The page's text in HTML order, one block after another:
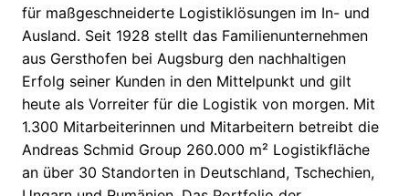
für maßgeschneiderte Logistiklösungen im In- und
Ausland. Seit 1928 stellt das Familienunternehmen
aus Gersthofen bei Augsburg den nachhaltigen
Erfolg seiner Kunden in den Mittelpunkt und gilt
heute als Vorreiter für die Logistik von morgen. Mit
1.300 Mitarbeiterinnen und Mitarbeitern betreibt die
Andreas Schmid Group 260.000 m² Logistikfläche
an über 30 Standorten in Deutschland, Tschechien,